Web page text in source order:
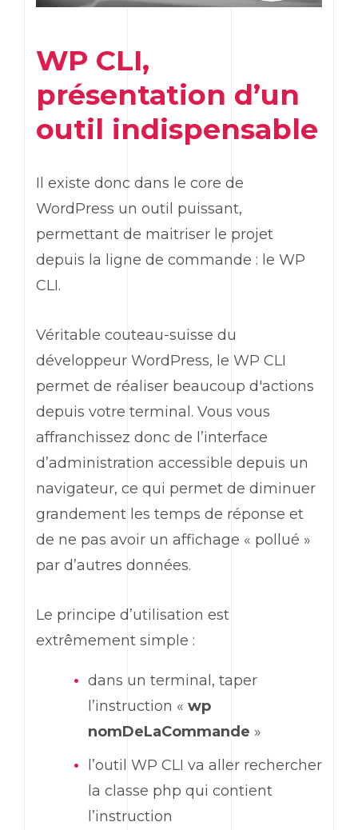
WP CLI,
présentation d’un
outil indispensable
Il existe donc dans le core de
WordPress un outil puissant,
permettant de maitriser le projet
depuis la ligne de commande : le WP
CLI.
Véritable couteau-suisse du
développeur WordPress, le WP CLI
permet de réaliser beaucoup d'actions
depuis votre terminal. Vous vous
affranchissez donc de l’interface
d’administration accessible depuis un
navigateur, ce qui permet de diminuer
grandement les temps de réponse et
de ne pas avoir un affichage « pollué »
par d’autres données.
Le principe d’utilisation est
extrêmement simple :
dans un terminal, taper
l’instruction « wp
nomDeLaCommande »
l’outil WP CLI va aller rechercher
la classe php qui contient
l’instruction